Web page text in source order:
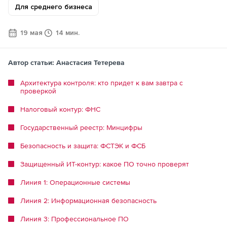
Для среднего бизнеса
19 мая 14 мин.
Автор статьи: Анастасия Тетерева
Архитектура контроля: кто придет к вам завтра с
проверкой
Налоговый контур: ФНС
Государственный реестр: Минцифры
Безопасность и защита: ФСТЭК и ФСБ
Защищенный ИТ-контур: какое ПО точно проверят
Линия 1: Операционные системы
Линия 2: Информационная безопасность
Линия 3: Профессиональное ПО